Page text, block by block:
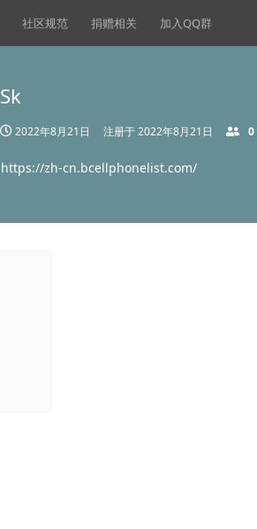
社区规范 捐赠相关 加入QQ群
Sk
2022年8月21日 注册于2022年8月21日 0
https://zh-cn.bcellphonelist.com/